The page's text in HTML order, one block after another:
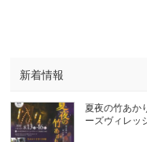
新着情報
夏夜の竹あか
ーズヴィレッ